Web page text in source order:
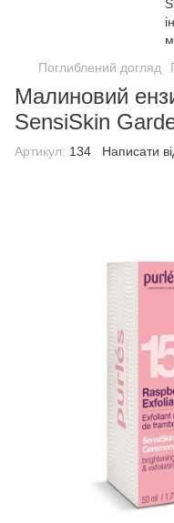
Поглиблений догляд
Малиновий
SensiSkin
Артикул: 134 Написати